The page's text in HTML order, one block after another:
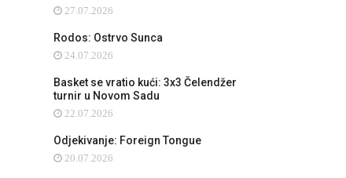
27.07.2026
Rodos: Ostrvo Sunca
24.07.2026
Basket se vratio kući: 3x3 Čelendžer
turnir u Novom Sadu
22.07.2026
Odjekivanje: Foreign Tongue
20.07.2026